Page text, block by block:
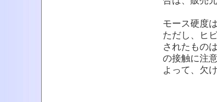
モース硬度
ただし、ヒ
されたもの
の接触に注
よって、欠